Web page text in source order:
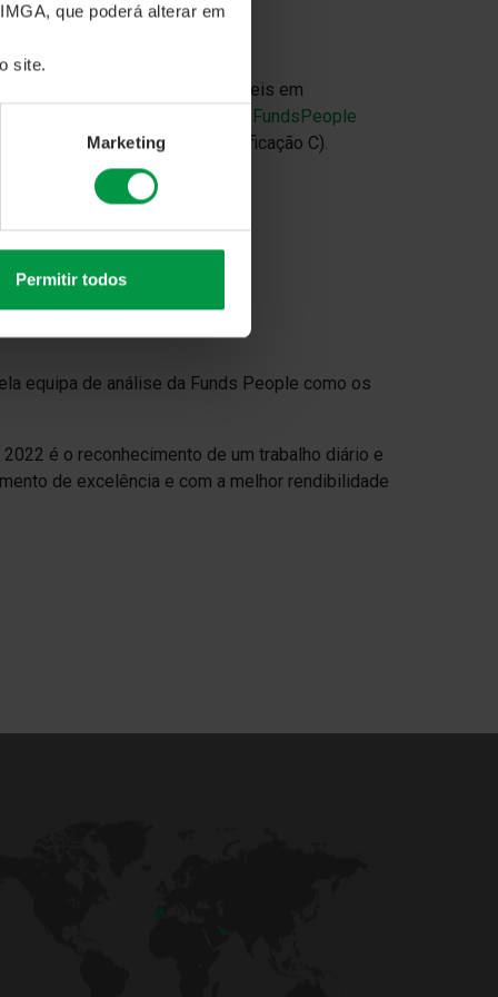
que poderá alterar em
site.
Marketing
Permitir todos
Rating FundsPeople 2022.
de investimento disponíveis em
Rating FundsPeople
B) e Consistentes (classificação C).
equipa de análise da Funds People como os
é o reconhecimento de um trabalho diário e
de excelência e com a melhor rendibilidade